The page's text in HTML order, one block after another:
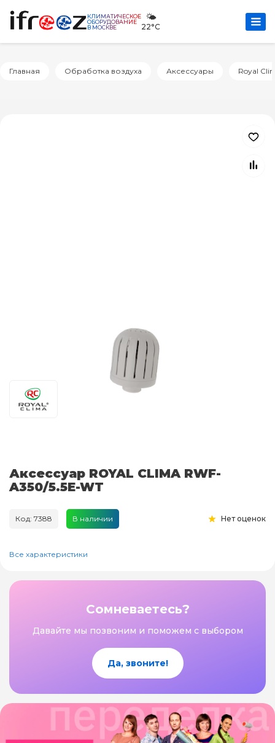
КЛИМАТИЧЕСКОЕ
ОБОРУДОВАНИЕ
В МОСКВЕ
🌤️
22°C
Главная Обработка воздуха Аксессуары Royal
Аксессуар ROYAL CLIMA RWF-
A350/5.5E-WT
Код: 7388 В наличии Нет оценок
Все характеристики
Сомневаетесь?
Давайте мы позвоним и поможем с выбором
Да, звоните!